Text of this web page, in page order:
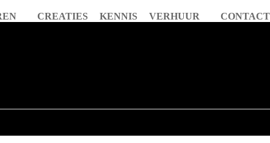
CREATIES KENNIS VERHUUR CONTACT